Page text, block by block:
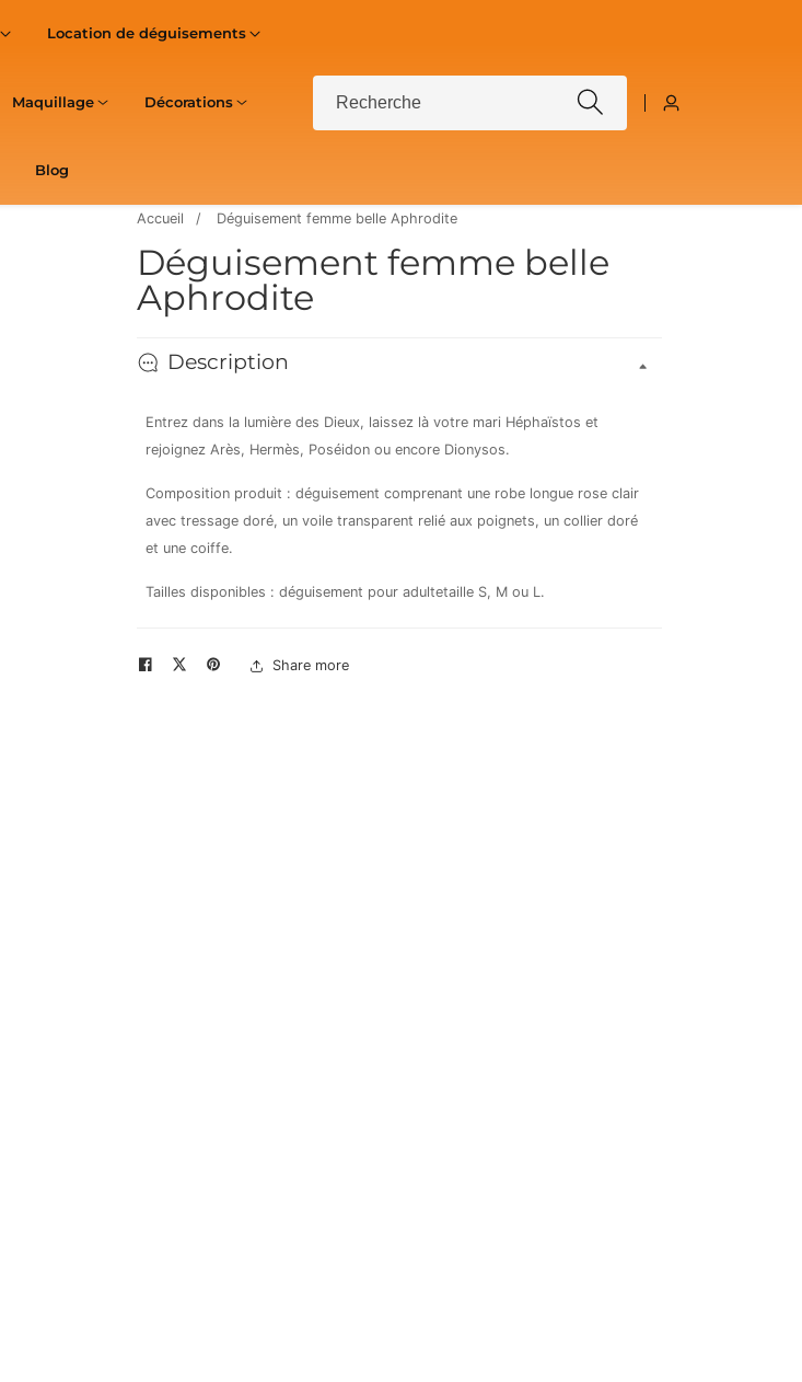
Location de déguisements
Maquillage Décorations
Blog
Connexion
Accueil Déguisement femme belle Aphrodite
Déguisement femme belle
Aphrodite
Description
Entrez dans la lumière des Dieux, laissez là votre mari Héphaïstos et
rejoignez Arès, Hermès, Poséidon ou encore Dionysos.
Composition produit : déguisement comprenant une robe longue rose clair
avec tressage doré, un voile transparent relié aux poignets, un collier doré
et une coiffe.
Tailles disponibles : déguisement pour adultetaille S, M ou L.
Share more